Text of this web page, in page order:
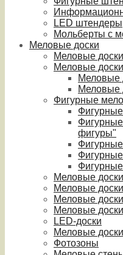
LED штендеры
Мольберты с
Меловые доски
Меловые
Меловые
Меловые
Меловые
Фигурные
фигуры"
Меловые
Меловые
Меловые
Меловые
LED-доски
Меловые
Фотозоны